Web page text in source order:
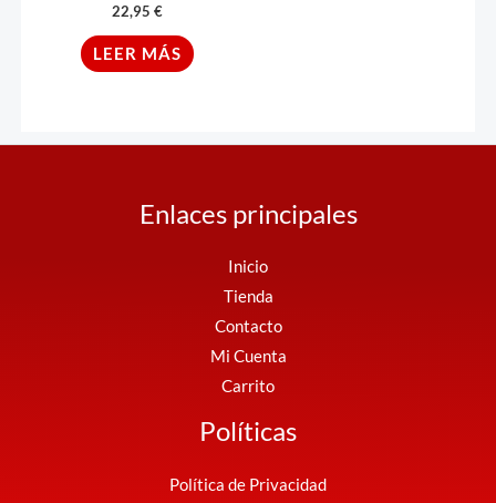
22,95 €
LEER MÁS
Enlaces principales
Inicio
Tienda
Contacto
Mi Cuenta
Carrito
Políticas
Política de Privacidad